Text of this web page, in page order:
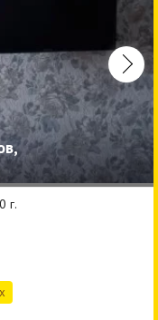
г.